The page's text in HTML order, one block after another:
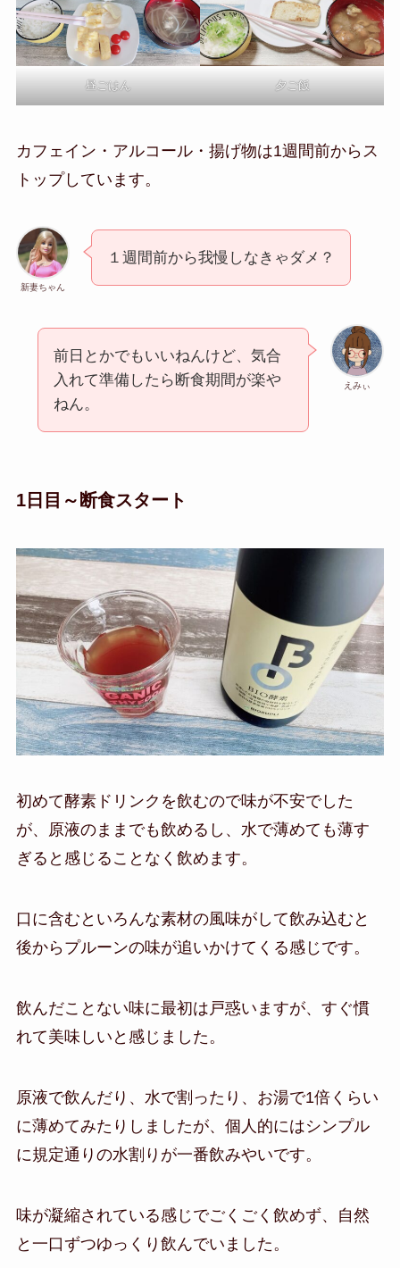
昼ごはん 夕ご飯
カフェイン・アルコール・揚げ物は1週間前からス
トップしています。
新妻ちゃん
１週間前から我慢しなきゃダメ？
えみぃ
前日とかでもいいねんけど、気合
入れて準備したら断食期間が楽や
ねん。
1日目～断食スタート
初めて酵素ドリンクを飲むので味が不安でした
が、原液のままでも飲めるし、水で薄めても薄す
ぎると感じることなく飲めます。
口に含むといろんな素材の風味がして飲み込むと
後からプルーンの味が追いかけてくる感じです。
飲んだことない味に最初は戸惑いますが、すぐ慣
れて美味しいと感じました。
原液で飲んだり、水で割ったり、お湯で1倍くらい
に薄めてみたりしましたが、個人的にはシンプル
に規定通りの水割りが一番飲みやいです。
味が凝縮されている感じでごくごく飲めず、自然
と一口ずつゆっくり飲んでいました。